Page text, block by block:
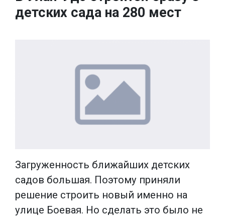
детских сада на 280 мест
Загруженность ближайших детских
садов большая. Поэтому приняли
решение строить новый именно на
улице Боевая. Но сделать это было не